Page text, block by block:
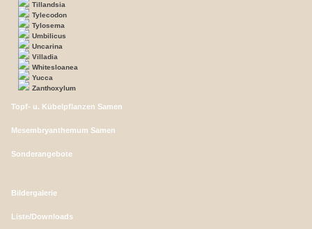
Tillandsia
Tylecodon
Tylosema
Umbilicus
Uncarina
Villadia
Whitesloanea
Yucca
Zanthoxylum
Topf- u. Kübelpflanzen Samen
Mesembryanthemum Samen
Sonderangebote
Bildergalerie
Liste/Downloads